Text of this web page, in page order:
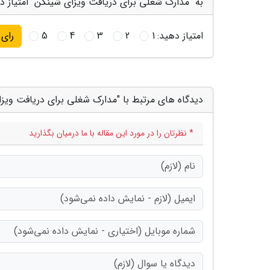
امتیاز دهید:1
2
3
4
5 رای
دیدگاه های مرتبط با "مدارک شغلی برای دریافت
* نظرتان را در مورد این مقاله با ما درمیان بگذارید